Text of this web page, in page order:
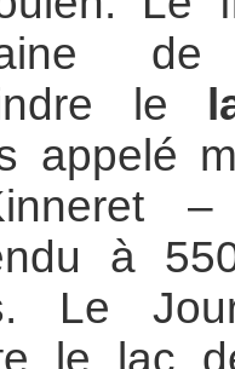
le
appelé
à
Le
le lac